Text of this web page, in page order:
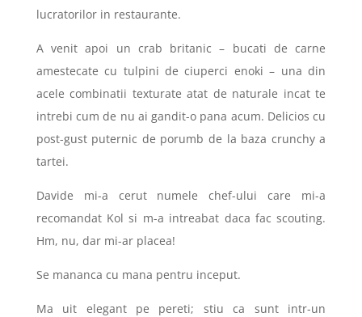
lucratorilor in restaurante.
A venit apoi un crab britanic – bucati de carne
amestecate cu tulpini de ciuperci enoki – una din
acele combinatii texturate atat de naturale incat te
intrebi cum de nu ai gandit-o pana acum. Delicios cu
post-gust puternic de porumb de la baza crunchy a
tartei.
Davide mi-a cerut numele chef-ului care mi-a
recomandat Kol si m-a intreabat daca fac scouting.
Hm, nu, dar mi-ar placea!
Se mananca cu mana pentru inceput.
Ma uit elegant pe pereti; stiu ca sunt intr-un